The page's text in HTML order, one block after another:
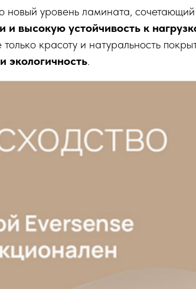
новый уровень ламината,
и высокую устойчивость к
красоту и натуральность
экологичность.